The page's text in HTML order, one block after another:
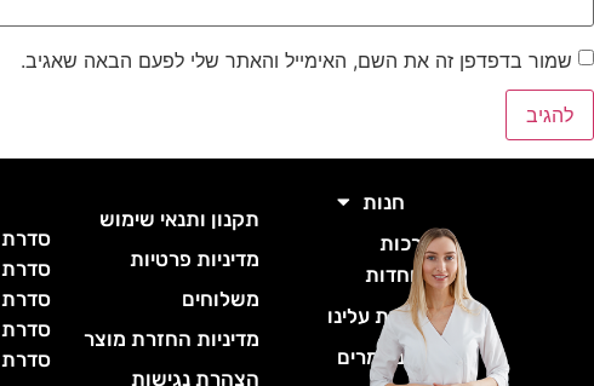
שמור בדפדפן זה את השם, האימייל והאתר שלי לפעם הבאה שאגיב.
חנות
ערכות
מיוחדות
קצת עלינו
מאמרים
תקנון ותנאי שימוש
מדיניות פרטיות
משלוחים
מדיניות החזרת מוצר
הצהרת נגישות
סדרת CALM
סדרת NOX
סדרת BOOST
סדרת WHITENING
סדרת GLAM